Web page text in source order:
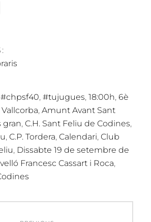
#chpsf40, #tujugues, 18:00h, 6è
, Amunt Avant Sant
gran, C.H. Sant Feliu de Codines,
, C.P. Tordera, Calendari, Club
, Dissabte 19 de setembre de
Francesc Cassart i Roca,